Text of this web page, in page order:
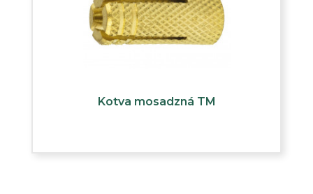
Kotva mosadzná TM